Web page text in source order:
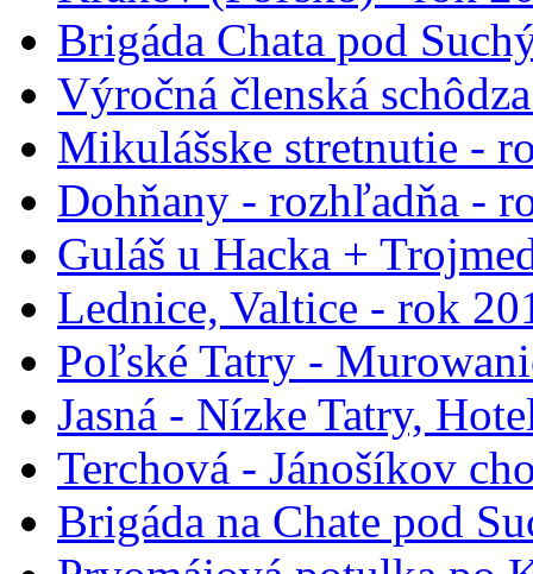
Brigáda Chata pod
Výročná členská
Mikulášske stretnutie -
Dohňany - rozhľadňa -
Guláš u Hacka +
Lednice, Valtice - rok
Poľské Tatry -
Jasná - Nízke Tatry,
Terchová - Jánošíkov
Brigáda na Chate pod